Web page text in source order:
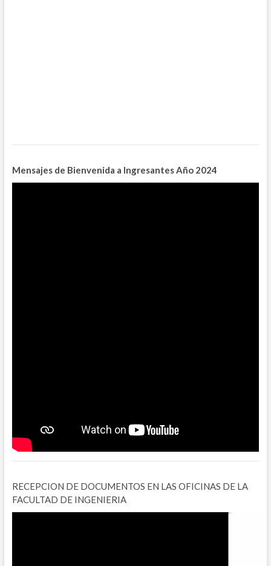
Mensajes de Bienvenida a Ingresantes Año 2024
RECEPCION DE DOCUMENTOS EN LAS OFICINAS DE LA
FACULTAD DE INGENIERIA